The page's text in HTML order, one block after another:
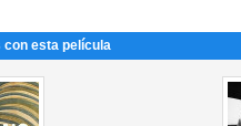
con esta película